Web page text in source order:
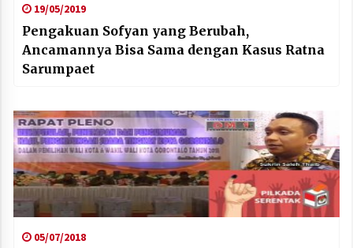
19/05/2019
Pengakuan Sofyan yang Berubah,
Ancamannya Bisa Sama dengan Kasus Ratna
Sarumpaet
05/07/2018